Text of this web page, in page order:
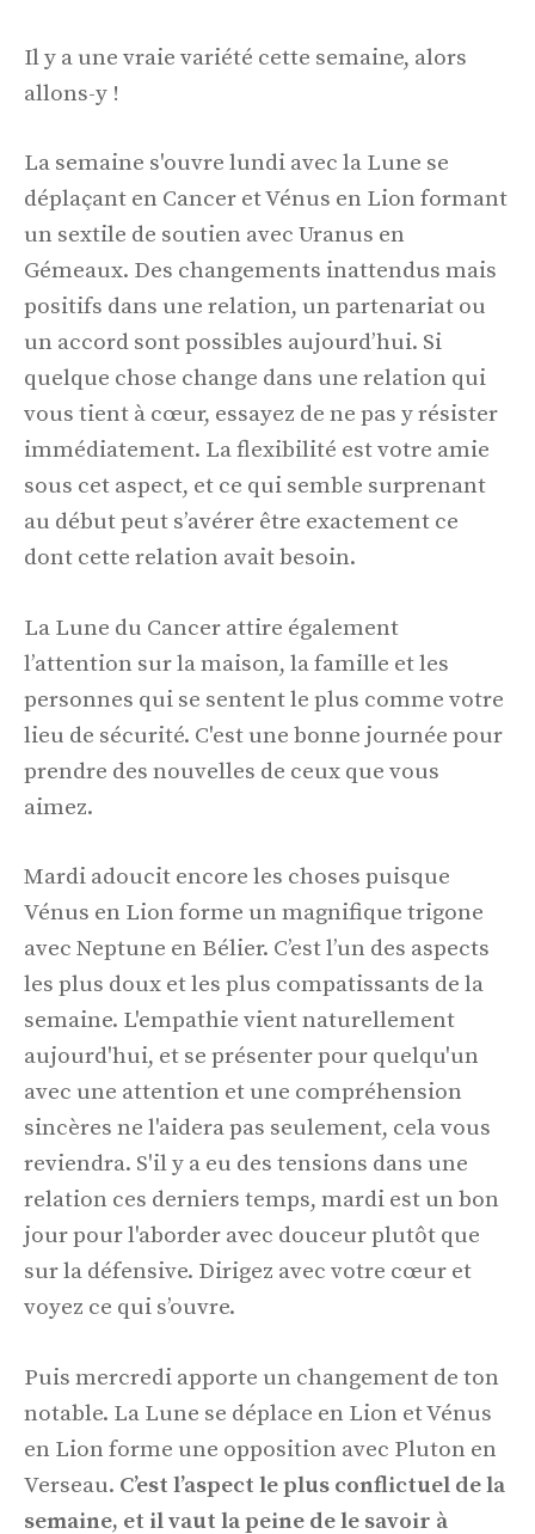
Il y a une vraie variété cette semaine, alors
allons-y !
La semaine s'ouvre lundi avec la Lune se
déplaçant en Cancer et Vénus en Lion formant
un sextile de soutien avec Uranus en
Gémeaux. Des changements inattendus mais
positifs dans une relation, un partenariat ou
un accord sont possibles aujourd’hui. Si
quelque chose change dans une relation qui
vous tient à cœur, essayez de ne pas y résister
immédiatement. La flexibilité est votre amie
sous cet aspect, et ce qui semble surprenant
au début peut s’avérer être exactement ce
dont cette relation avait besoin.
La Lune du Cancer attire également
l’attention sur la maison, la famille et les
personnes qui se sentent le plus comme votre
lieu de sécurité. C'est une bonne journée pour
prendre des nouvelles de ceux que vous
aimez.
Mardi adoucit encore les choses puisque
Vénus en Lion forme un magnifique trigone
avec Neptune en Bélier. C’est l’un des aspects
les plus doux et les plus compatissants de la
semaine. L'empathie vient naturellement
aujourd'hui, et se présenter pour quelqu'un
avec une attention et une compréhension
sincères ne l'aidera pas seulement, cela vous
reviendra. S'il y a eu des tensions dans une
relation ces derniers temps, mardi est un bon
jour pour l'aborder avec douceur plutôt que
sur la défensive. Dirigez avec votre cœur et
voyez ce qui s’ouvre.
Puis mercredi apporte un changement de ton
notable. La Lune se déplace en Lion et Vénus
en Lion forme une opposition avec Pluton en
Verseau. C’est l’aspect le plus conflictuel de la
semaine, et il vaut la peine de le savoir à